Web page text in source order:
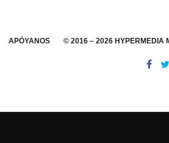
APÓYANOS © 2016 – 2026 HYPERMEDIA